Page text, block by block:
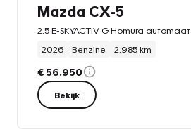
Mazda CX-5
2.5 E-SKYACTIV G Homura automaat
2026
Benzine 2.985 km
€ 56.950
Bekijk